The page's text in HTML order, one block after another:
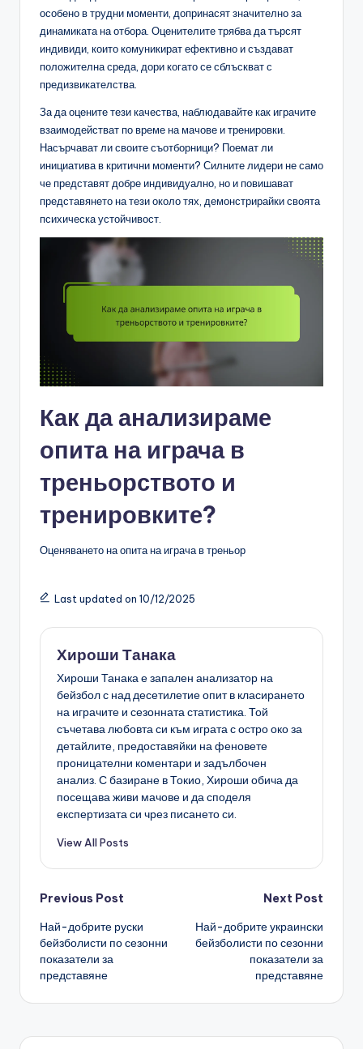
особено в трудни моменти, допринасят значително за
динамиката на отбора. Оценителите трябва да търсят
индивиди, които комуникират ефективно и създават
положителна среда, дори когато се сблъскват с
предизвикателства.
За да оцените тези качества, наблюдавайте как играчите
взаимодействат по време на мачове и тренировки.
Насърчават ли своите съотборници? Поемат ли
инициатива в критични моменти? Силните лидери не само
че представят добре индивидуално, но и повишават
представянето на тези около тях, демонстрирайки своята
психическа устойчивост.
Как да анализираме
опита на играча в
треньорството и
тренировките?
Оценяването на опита на играча в треньор
Last updated on 10/12/2025
Хироши Танака
Хироши Танака е запален анализатор на
бейзбол с над десетилетие опит в класирането
на играчите и сезонната статистика. Той
съчетава любовта си към играта с остро око за
детайлите, предоставяйки на феновете
проницателни коментари и задълбочен
анализ. С базиране в Токио, Хироши обича да
посещава живи мачове и да споделя
експертизата си чрез писането си.
View All Posts
Post
navigation
Previous Post
Най-добрите руски
бейзболисти по сезонни
показатели за
представяне
Next Post
Най-добрите украински
бейзболисти по сезонни
показатели за
представяне